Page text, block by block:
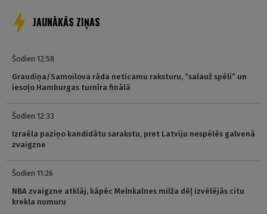
JAUNĀKĀS ZIŅAS
Šodien 12:58
Graudiņa/Samoilova rāda neticamu raksturu, “salauž spēli” un
iesoļo Hamburgas turnīra finālā
Šodien 12:33
Izraēla paziņo kandidātu sarakstu, pret Latviju nespēlēs galvenā
zvaigzne
Šodien 11:26
NBA zvaigzne atklāj, kāpēc Melnkalnes milža dēļ izvēlējās citu
krekla numuru